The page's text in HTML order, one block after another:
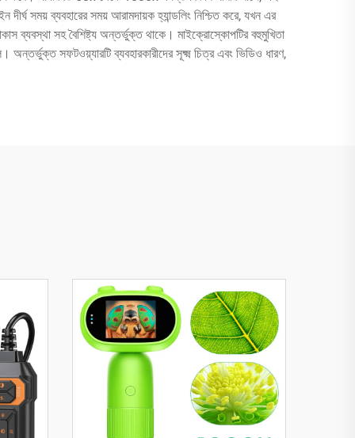
সময় ব্যবহারের সময় আরামদায়ক হ্যান্ডলিং নিশ্চিত করে, যখন এর
ব্যবস্থা সহ বৈশিষ্ট্য অন্তর্ভুক্ত থাকে। মাইক্রোস্কোপটির বহুমুখিতা
সফটওয়্যারটি ব্যবহারকারীদের সূক্ষ্ম চিত্র এবং ভিডিও ধারণ,